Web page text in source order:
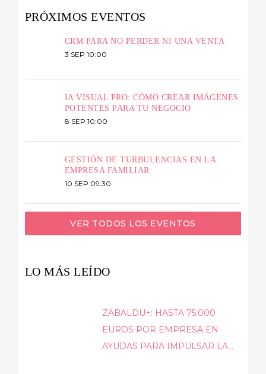
PRÓXIMOS EVENTOS
CRM PARA NO PERDER NI UNA VENTA
3 SEP 10:00
IA VISUAL PRO: CÓMO CREAR IMÁGENES
POTENTES PARA TU NEGOCIO
8 SEP 10:00
GESTIÓN DE TURBULENCIAS EN LA
EMPRESA FAMILIAR
10 SEP 09:30
VER TODOS LOS EVENTOS
LO MÁS LEÍDO
ZABALDU+: HASTA 75.000
EUROS POR EMPRESA EN
AYUDAS PARA IMPULSAR LA...